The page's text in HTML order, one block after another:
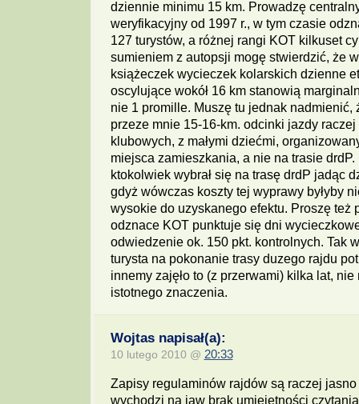
dziennie minimu 15 km. Prowadzę
weryfikacyjny od 1997 r., w tym czasie
127 turystów, a różnej rangi KOT kilkuset
sumieniem z autopsji mogę stwierdzić, że
książeczek wycieczek kolarskich dzienne
oscylujące wokół 16 km stanowią
nie 1 promille. Muszę tu jednak nadmienić,
przeze mnie 15-16-km. odcinki jazdy
klubowych, z małymi dziećmi,
miejsca zamieszkania, a nie na trasie
ktokolwiek wybrał się na trasę drdP jadąc
gdyż wówczas koszty tej wyprawy byłyby
wysokie do uzyskanego efektu. Proszę też
odznace KOT punktuje się dni
odwiedzenie ok. 150 pkt. kontrolnych. Tak
turysta na pokonanie trasy duzego rajdu
innemy zajęło to (z przerwami) kilka lat, nie
istotnego znaczenia.
Wojtas napisał(a):
10 lutego 2010 @ 20:33
Zapisy regulaminów rajdów są raczej
wychodzi na jaw brak umiejętności